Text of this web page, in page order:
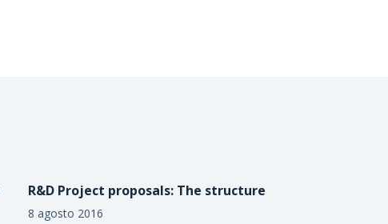
R&D Project proposals: The structure
8 agosto 2016